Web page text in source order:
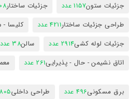
جزئیات ستون1157 عدد جزئیات ساختار
طراحی جزئیات ساختار4211 عدد کلیسا
جزئیات لوله کشی2914 عدد سالن38 عدد
اتاق نشیمن - حال - پذیرایی261 عدد
برق مسکونی496 عدد طراحی داخلی805 عدد